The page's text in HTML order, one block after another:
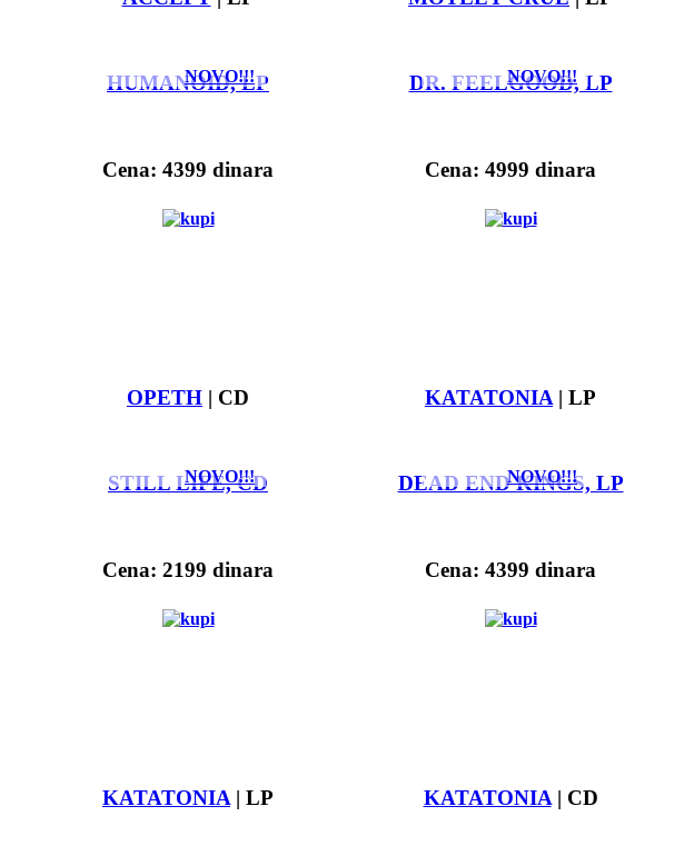
NOVO!!!
HUMANOID, LP
Cena: 4399 dinara
NOVO!!!
DR. FEELGOOD, LP
Cena: 4999 dinara
NOVO!!!
OPETH | CD
STILL LIFE, CD
Cena: 2199 dinara
NOVO!!!
KATATONIA | LP
DEAD END KINGS, LP
Cena: 4399 dinara
KATATONIA | LP KATATONIA| CD